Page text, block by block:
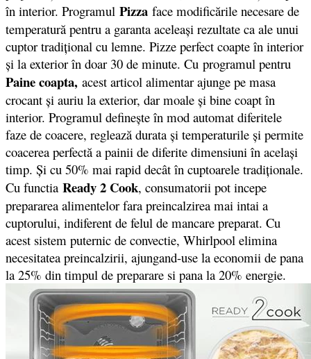
în interior. Programul Pizza face modificările necesare de
temperatură pentru a garanta aceleaşi rezultate ca ale unui
cuptor tradiţional cu lemne. Pizze perfect coapte în interior
şi la exterior în doar 30 de minute. Cu programul pentru
Paine coapta, acest articol alimentar ajunge pe masa
crocant şi auriu la exterior, dar moale şi bine coapt în
interior. Programul defineşte în mod automat diferitele
faze de coacere, reglează durata şi temperaturile şi permite
coacerea perfectă a painii de diferite dimensiuni în acelaşi
timp. Şi cu 50% mai rapid decât în cuptoarele tradiţionale.
Cu functia Ready 2 Cook, consumatorii pot incepe
prepararea alimentelor fara preincalzirea mai intai a
cuptorului, indiferent de felul de mancare preparat. Cu
acest sistem puternic de convectie, Whirlpool elimina
necesitatea preincalzirii, ajungand-use la economii de pana
la 25% din timpul de preparare si pana la 20% energie.